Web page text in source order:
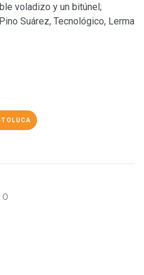
voladizo y un bitúnel;
Suárez, Tecnológico, Lerma